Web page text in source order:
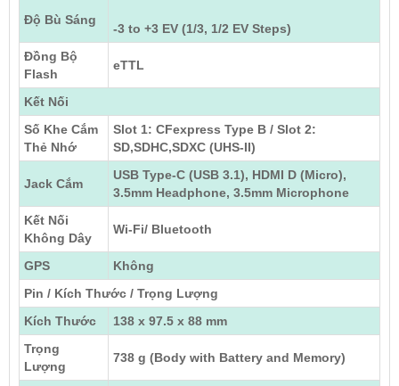
Độ Bù Sáng
-3 to +3 EV (1/3, 1/2 EV Steps)
Đồng Bộ
Flash
eTTL
Kết Nối
Số Khe Cắm
Thẻ Nhớ
Slot 1: CFexpress Type B / Slot 2:
SD,SDHC,SDXC (UHS-II)
Jack Cắm
USB Type-C (USB 3.1), HDMI D (Micro),
3.5mm Headphone, 3.5mm Microphone
Kết Nối
Không Dây
Wi-Fi/ Bluetooth
GPS
Không
Pin / Kích Thước / Trọng Lượng
Kích Thước
138 x 97.5 x 88 mm
Trọng
Lượng
738 g (Body with Battery and Memory)